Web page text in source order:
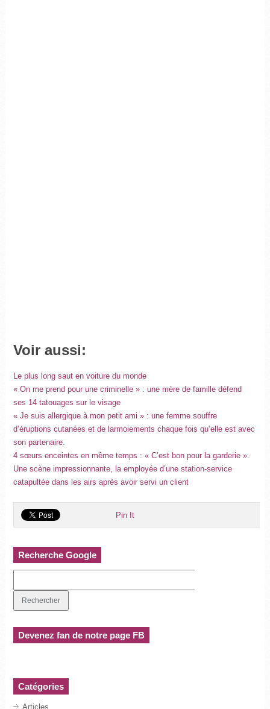
Voir aussi:
Le plus long saut en voiture du monde
« On me prend pour une criminelle » : une mère de famille défend
ses 14 tatouages sur le visage
« Je suis allergique à mon petit ami » : une femme souffre
d’éruptions cutanées et de larmoiements chaque fois qu’elle est avec
son partenaire.
4 sœurs enceintes en même temps : « C’est bon pour la garderie ».
Une scène impressionnante, la employée d’une station-service
catapultée dans les airs après avoir servi un client
Pin It
Recherche Google
Devenez fan de notre page FB
Catégories
Articles